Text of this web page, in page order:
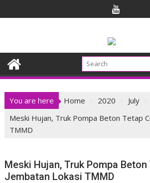
to
You are here Home 2020 July
Meski Hujan, Truk Pompa Beton Tetap
TMMD
Meski Hujan, Truk Pompa
Jembatan Lokasi TMMD